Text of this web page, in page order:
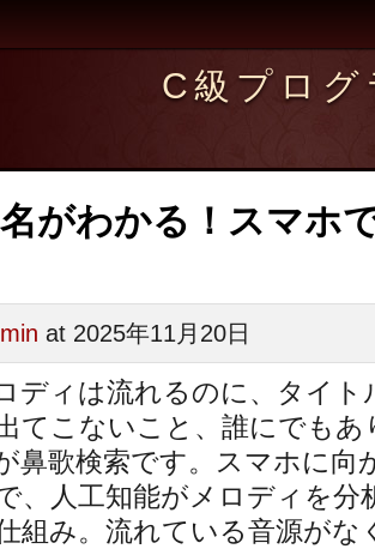
C級プロ
がわかる！スマホ
at 2025年11月20日
ディは流れるのに、タイ
てこないこと、誰にでも
鼻歌検索です。スマホに向
、人工知能がメロディを分
組み。流れている音源が